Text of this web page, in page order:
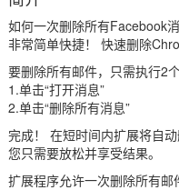
如何一次删除所有Facebook
非常简单快捷！ 快速删除
要删除所有邮件，只需执行2
1.单击“打开消息”
2.单击“删除所有消息”
完成！ 在短时间内扩展将自
您只需要放松并享受结果。
扩展程序允许一次删除所有